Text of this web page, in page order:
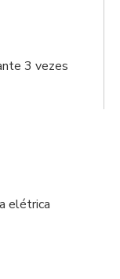
3 vezes
elétrica